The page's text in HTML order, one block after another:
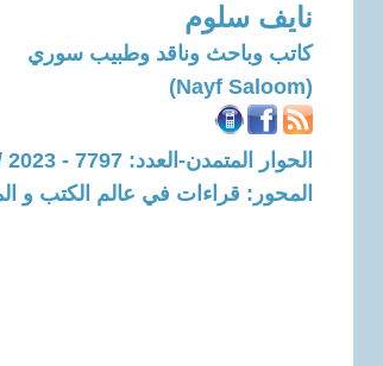
نايف سلوم
كاتب وباحث وناقد وطبيب سوري
(Nayf Saloom)
الحوار المتمدن-العدد: 7797 - 2023 / 11 / 16 - 10:25
المحور: قراءات في عالم الكتب و